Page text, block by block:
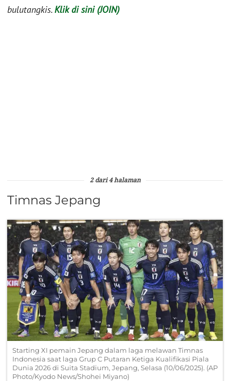
bulutangkis.Klik di sini (JOIN)
2 dari 4 halaman
Timnas Jepang
Starting XI pemain Jepang dalam laga melawan Timnas
Indonesia saat laga Grup C Putaran Ketiga Kualifikasi Piala
Dunia 2026 di Suita Stadium, Jepang, Selasa (10/06/2025). (AP
Photo/Kyodo News/Shohei Miyano)